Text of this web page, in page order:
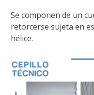
Se componen de un
retorcerse sujeta en
hélice.